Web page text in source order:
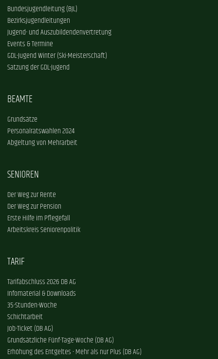
Bundesjugendleitung (BJL)
Bezirksjugendleitungen
Jugend- und Auszubildendenvertretung
Events & Termine
GDL-Jugend Winter (Ski-Meisterschaft)
Satzung der GDL-Jugend
BEAMTE
Grundsätze
Personalratswahlen 2024
Abgeltung von Mehrarbeit
SENIOREN
Der Weg zur Rente
Der Weg zur Pension
Erste Hilfe im Pflegefall
Arbeitskreis Seniorenpolitik
TARIF
Tarifabschluss 2026 DB AG
Infomaterial & Downloads
35-Stunden-Woche
Schichtarbeit
Job-Ticket (DB AG)
Grundsätzliche Fünf-Tage-Woche (DB AG)
Erhöhung des Entgeltes - Mehr als nur Plus (DB AG)